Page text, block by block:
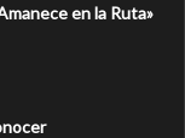
en la Ruta»